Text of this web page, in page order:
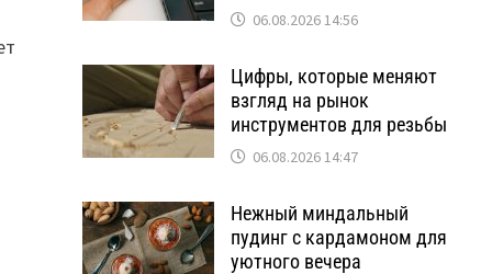
06.08.2026 14:56
Цифры, которые меняют
взгляд на рынок
инструментов для резьбы
06.08.2026 14:47
Нежный миндальный
пудинг с кардамоном для
уютного вечера